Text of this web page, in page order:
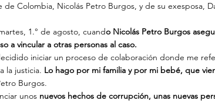
Colombia, Nicolás Petro Burgos, y de su exesposa,
1.° de agosto, cuando Nicolás Petro Burgos
a vincular a otras personas al caso.
iniciar un proceso de colaboración donde me
la justicia. Lo hago por mi familia y por mi bebé, que
Burgos.
unos nuevos hechos de corrupción, unas nuevas